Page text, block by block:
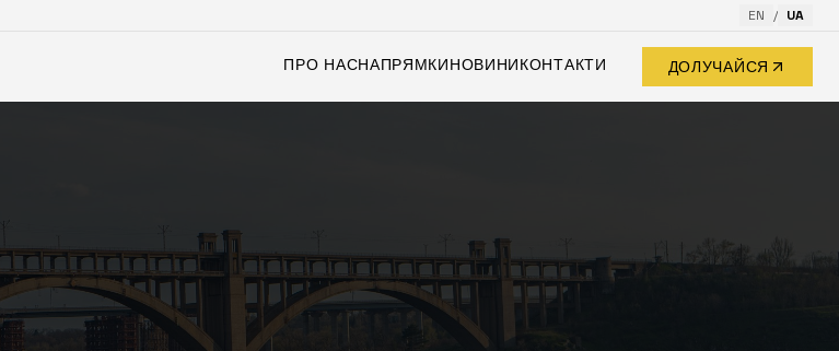
EN / UA
ПРО НАСНАПРЯМКИНОВИНИКОНТАКТИ ДОЛУЧАЙСЯ